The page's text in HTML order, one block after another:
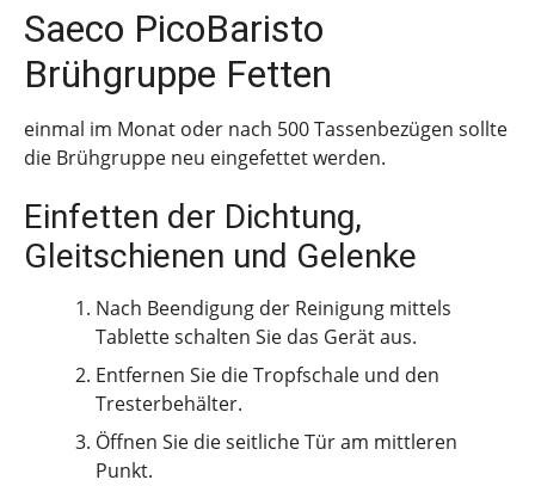
Saeco PicoBaristo
Brühgruppe Fetten
einmal im Monat oder nach 500 Tassenbezügen sollte
die Brühgruppe neu eingefettet werden.
Einfetten der Dichtung,
Gleitschienen und Gelenke
Nach Beendigung der Reinigung mittels
Tablette schalten Sie das Gerät aus.
Entfernen Sie die Tropfschale und den
Tresterbehälter.
Öffnen Sie die seitliche Tür am mittleren
Punkt.